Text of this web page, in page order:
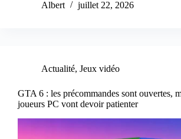
Albert juillet 22, 2026
Actualité, Jeux vidéo
GTA 6 : les précommandes sont ouvertes,
joueurs PC vont devoir patienter